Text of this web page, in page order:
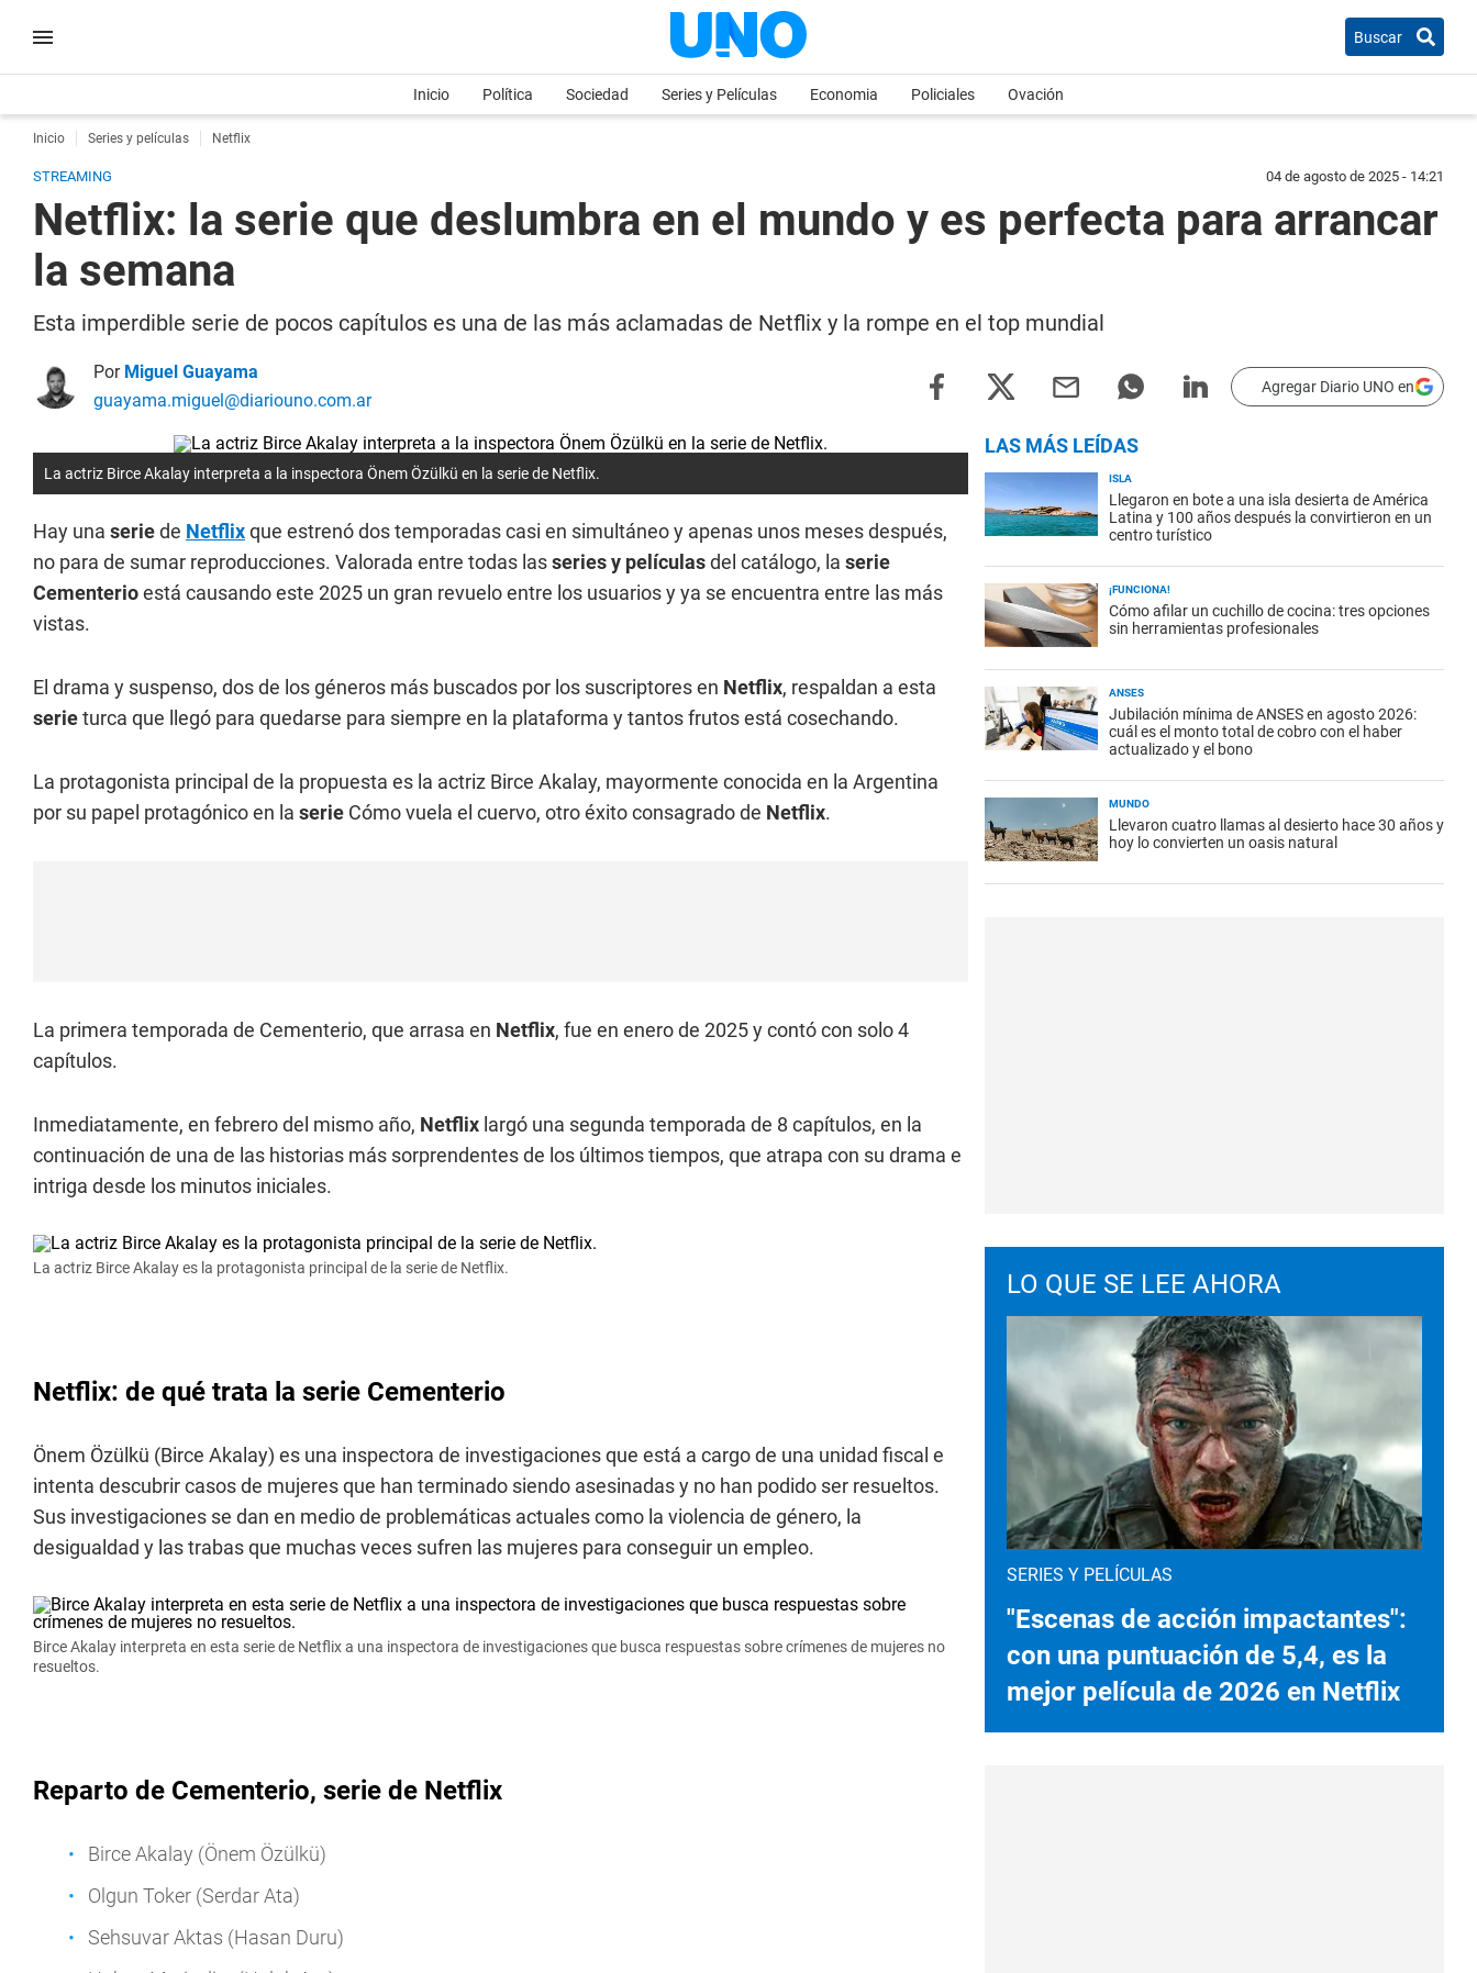
Buscar
Inicio Política Sociedad Series y Películas Economia Policiales Ovación
Inicio Series y películas Netflix
STREAMING 04 de agosto de 2025 - 14:21
Netflix: la serie que deslumbra en el mundo y es perfecta para arrancar
la semana
Esta imperdible serie de pocos capítulos es una de las más aclamadas de Netflix y la rompe en el top mundial
Por Miguel Guayama
guayama.miguel@diariouno.com.ar
Agregar Diario UNO en
La actriz Birce Akalay interpreta a la inspectora Önem Özülkü en la serie de Netflix.
Hay una seriede Netflixque estrenó dos temporadas casi en simultáneo y apenas unos meses después,
no para de sumar reproducciones. Valorada entre todas lasseries y películasdel catálogo, la serie
Cementerioestá causando este 2025 un gran revuelo entre los usuarios y ya se encuentra entre las más
vistas.
El drama y suspenso, dos de los géneros más buscados por los suscriptores en Netflix, respaldan a esta
serieturca que llegó para quedarse para siempre en la plataforma y tantos frutos está cosechando.
La protagonista principal de la propuesta es la actriz Birce Akalay, mayormente conocida en la Argentina
por su papel protagónico en la serie Cómo vuela el cuervo, otro éxito consagrado de Netflix.
La primera temporada de Cementerio, que arrasa en Netflix, fue en enero de 2025 y contó con solo 4
capítulos.
Inmediatamente, en febrero del mismo año, Netflix largó una segunda temporada de 8 capítulos, en la
continuación de una de las historias más sorprendentes de los últimos tiempos, que atrapa con su drama e
intriga desde los minutos iniciales.
La actriz Birce Akalay es la protagonista principal de la serie de Netflix.
Netflix: de qué trata la serie Cementerio
Önem Özülkü (Birce Akalay) es una inspectora de investigaciones que está a cargo de una unidad fiscal e
intenta descubrir casos de mujeres que han terminado siendo asesinadas y no han podido ser resueltos.
Sus investigaciones se dan en medio de problemáticas actuales como la violencia de género, la
desigualdad y las trabas que muchas veces sufren las mujeres para conseguir un empleo.
Birce Akalay interpreta en esta serie de Netflix a una inspectora de investigaciones que busca respuestas sobre crímenes de mujeres no
resueltos.
Reparto de Cementerio, serie de Netflix
Birce Akalay (Önem Özülkü)
Olgun Toker (Serdar Ata)
Sehsuvar Aktas (Hasan Duru)
LAS MÁS LEÍDAS
ISLA
Llegaron en bote a una isla desierta de América
Latina y 100 años después la convirtieron en un
centro turístico
¡FUNCIONA!
Cómo afilar un cuchillo de cocina: tres opciones
sin herramientas profesionales
ANSES
Jubilación mínima de ANSES en agosto 2026:
cuál es el monto total de cobro con el haber
actualizado y el bono
MUNDO
Llevaron cuatro llamas al desierto hace 30 años y
hoy lo convierten un oasis natural
LO QUE SE LEE AHORA
SERIES Y PELÍCULAS
"Escenas de acción impactantes":
con una puntuación de 5,4, es la
mejor película de 2026 en Netflix